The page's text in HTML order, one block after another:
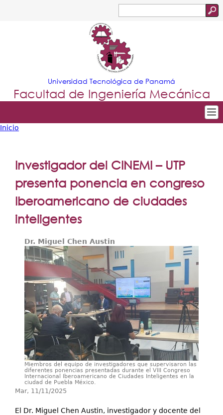
Jump to navigation
de
búsqueda
Universidad Tecnológica de Panamá
Facultad de Ingeniería Mecánica
Tropical
Principal
Departamentos
Oferta Académica
Escuela Aviación
Investigación+D+i
Servicios
está
Inicio
Investigador del CINEMI – UTP
presenta ponencia en congreso
Iberoamericano de ciudades
inteligentes
Dr. Miguel Chen Austin
Miembros del equipo de investigadores que supervisaron las
diferentes ponencias presentadas durante el VIII Congreso
Internacional Iberoamericano de Ciudades Inteligentes en la
ciudad de Puebla México.
Mar, 11/11/2025
El Dr. Miguel Chen Austin, investigador y docente del